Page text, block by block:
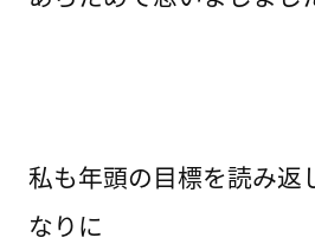
私も年頭の目標を読み返
なりに